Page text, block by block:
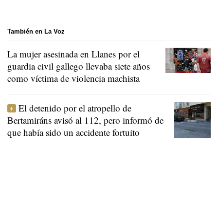
También en La Voz
La mujer asesinada en Llanes por el
guardia civil gallego llevaba siete años
como víctima de violencia machista
El detenido por el atropello de
Bertamiráns avisó al 112, pero informó de
que había sido un accidente fortuito